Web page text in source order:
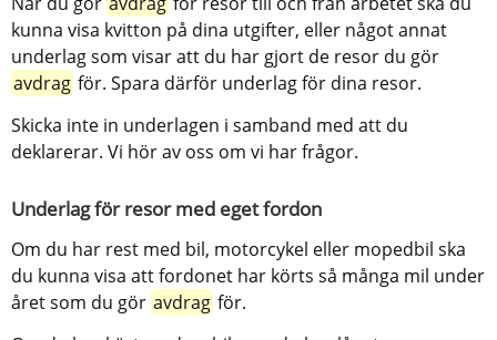
kunna visa kvitton på dina utgifter, eller något annat
underlag som visar att du har gjort de resor du gör
avdrag för. Spara därför underlag för dina resor.
Skicka inte in underlagen i samband med att du
deklarerar. Vi hör av oss om vi har frågor.
Underlag för resor med eget fordon
Om du har rest med bil, motorcykel eller mopedbil ska
du kunna visa att fordonet har körts så många mil under
året som du gör avdrag för.